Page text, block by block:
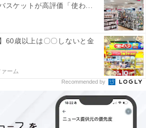
スケットが高評価「使わ...
60歳以上は〇〇しないと金
ーム
Recommended by